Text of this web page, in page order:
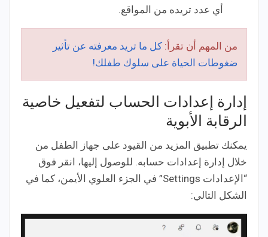
أي عدد تريده من المواقع.
من المهم أن تقرأ: كل ما تريد معرفته عن تأثير
ضغوطات الحياة على سلوك طفلك!
إدارة إعدادات الحساب لتفعيل خاصية
الرقابة الأبوية
يمكنك تطبيق المزيد من القيود على جهاز الطفل من
خلال إدارة إعدادات حسابه. للوصول إليها، انقر فوق
“الإعدادات Settings” في الجزء العلوي الأيمن، كما في
الشكل التالي: